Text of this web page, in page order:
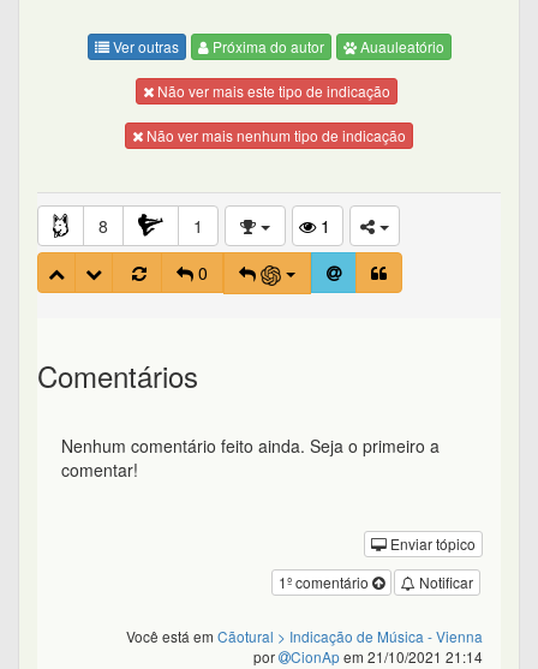
Ver outras Próxima do autor Auauleatório
Não ver mais este tipo de indicação
Não ver mais nenhum tipo de indicação
8 1
1
0
Comentários
Nenhum comentário feito ainda. Seja o primeiro a
comentar!
Enviar tópico
Notificar
1º comentário
Você está em Cãotural > Indicação de Música - Vienna
por
CionApem 21/10/2021 21:14